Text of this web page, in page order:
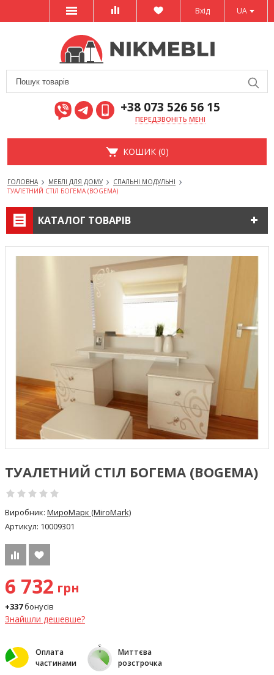
UA
Вхід
+38 073 526 56 15
ПЕРЕДЗВОНІТЬ МЕНІ
КОШИК (0)
ГОЛОВНА МЕБЛІ ДЛЯ ДОМУ
СПАЛЬНІ МОДУЛЬНІ
ТУАЛЕТНИЙ СТІЛ БОГЕМА (BOGEMA)
КАТАЛОГ ТОВАРІВ
ТУАЛЕТНИЙ СТІЛ БОГЕМА (BOGEMA)
Виробник: МироМарк (MiroMark)
Артикул: 10009301
6 732 грн
+337бонусів
Знайшли дешевше?
Оплата
частинами
Миттєва
розстрочка